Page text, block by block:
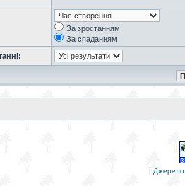
За зростанням
За спаданням
| Джерело